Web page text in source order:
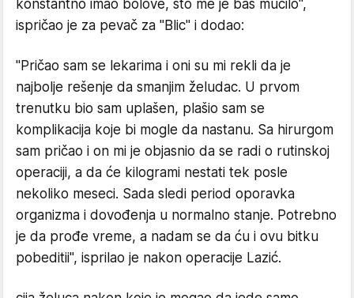
konstantno imao bolove, što me je baš mučilo",
ispričao je za pevač za "Blic" i dodao:
"Pričao sam se lekarima i oni su mi rekli da je
najbolje rešenje da smanjim želudac. U prvom
trenutku bio sam uplašen, plašio sam se
komplikacija koje bi mogle da nastanu. Sa hirurgom
sam pričao i on mi je objasnio da se radi o rutinskoj
operaciji, a da će kilogrami nestati tek posle
nekoliko meseci. Sada sledi period oporavka
organizma i dovođenja u normalno stanje. Potrebno
je da prođe vreme, a nadam se da ću i ovu bitku
pobeditii", isprilao je nakon operacije Lazić.